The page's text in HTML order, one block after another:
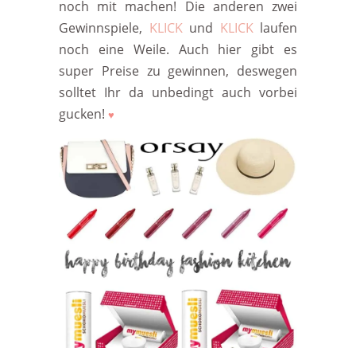
noch mit machen! Die anderen zwei
Gewinnspiele, KLICKund KLICKlaufen
noch eine Weile. Auch hier gibt es
super Preise zu gewinnen, deswegen
solltet Ihr da unbedingt auch vorbei
gucken! ♥